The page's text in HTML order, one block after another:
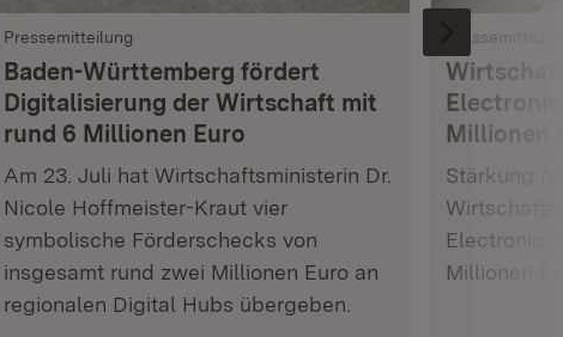
Pressemitteilung
Baden-Württemberg fördert
Digitalisierung der Wirtschaft mit
rund 6 Millionen Euro
Am 23. Juli hat Wirtschaftsministerin Dr.
Nicole Hoffmeister-Kraut vier
symbolische Förderschecks von
insgesamt rund zwei Millionen Euro an
regionalen Digital Hubs übergeben.
Millionen
Stärkung
Electronic
Millionen